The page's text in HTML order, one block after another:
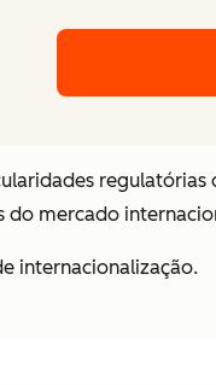
do mercado
internacionalização.